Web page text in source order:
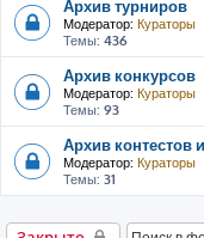
Архив турниров
Модератор: Кураторы
Темы: 436
Архив конкурсов
Модератор: Кураторы
Темы: 93
Архив контестов
Модератор: Кураторы
Темы: 31